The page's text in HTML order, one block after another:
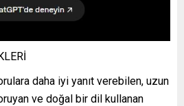
daha iyi yanıt verebilen, uzun
ve doğal bir dil kullanan